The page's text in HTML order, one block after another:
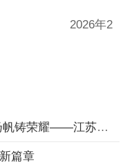
2
——江苏荣耀光学科技有…
篇章